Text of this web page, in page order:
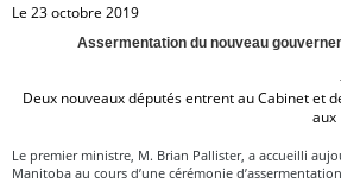
Le 23 octobre 2019
Assermentation du nouveau
Deux nouveaux députés entrent au Cabinet et
aux
Le premier ministre, M. Brian Pallister, a accueilli
Manitoba au cours d’une cérémonie